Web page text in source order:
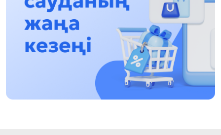
Abzal Dostıar: Dýman Muhametkárimdi Almaty
túrmesine aýystyrýy múmkin
16:15, 27 Shilde 2026
Óskenbaı Qulataıuly: Rýhanıatqa qyzmet etken
17:46, 26 Shilde 2026